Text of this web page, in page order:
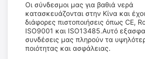
Οι σύνδεσμοι μας για βαθιά νερά
κατασκευάζονται στην Κίνα και
διάφορες πιστοποιήσεις όπως CE,
ISO9001 και ISO13485.Αυτό
συνδέσεις μας πληρούν τα
ποιότητας και ασφάλειας.